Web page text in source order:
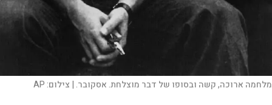
מלחמה ארוכה, קשה ובסופו של דבר מוצלחת. אסקובר. | צילום:AP